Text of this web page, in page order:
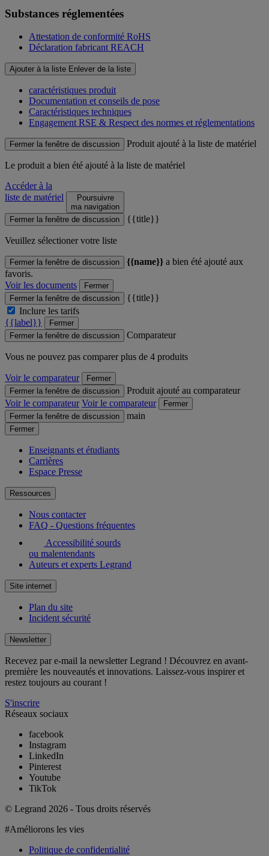
Substances réglementées
Attestation de conformité RoHS
Déclaration fabricant REACH
Ajouter à la liste Enlever de la liste
caractéristiques produit
Documentation et conseils de pose
Caractéristiques techniques
Engagement RSE & Respect des normes et réglementations
Fermer la fenêtre de discussion Produit ajouté à la liste de matériel
Le produita bien été ajouté à la liste de matériel
Accéder à la
liste de matériel
Poursuivre
ma navigation
Fermer la fenêtre de discussion
{{title}}
Veuillez sélectioner votre liste
Fermer la fenêtre de discussion {{name}} a bien été ajouté aux
favoris.
Voir les documents
Fermer
Fermer la fenêtre de discussion
{{title}}
Inclure les tarifs
{{label}}
Fermer
Fermer la fenêtre de discussion
Comparateur
Vous ne pouvez pas comparer plus de 4 produits
Voir le comparateur
Fermer
Fermer la fenêtre de discussion
Produit ajouté au comparateur
Voir le comparateur Voir le comparateur
Fermer
Fermer la fenêtre de discussion
main
Fermer
Enseignants et étudiants
Carrières
Espace Presse
Ressources
Nous contacter
FAQ - Questions fréquentes
Accessibilité sourds
ou malentendants
Auteurs et experts Legrand
Site internet
Plan du site
Incident sécurité
Newsletter
Recevez par e-mail la newsletter Legrand ! Découvrez en avant-
première les nouveautés et innovations. Laissez-vous inspirer et
restez toujours au courant !
S'inscrire
Réseaux sociaux
facebook
Instagram
LinkedIn
Pinterest
Youtube
TikTok
© Legrand 2026 - Tous droits réservés
#Améliorons les vies
Politique de confidentialité